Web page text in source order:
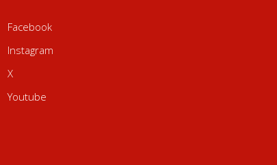
Facebook
Instagram
X
Youtube